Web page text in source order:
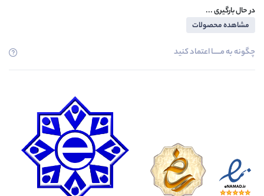
در حال بارگیری ...
مشاهده محصولات
چگونه به مــــــا اعتماد کنید